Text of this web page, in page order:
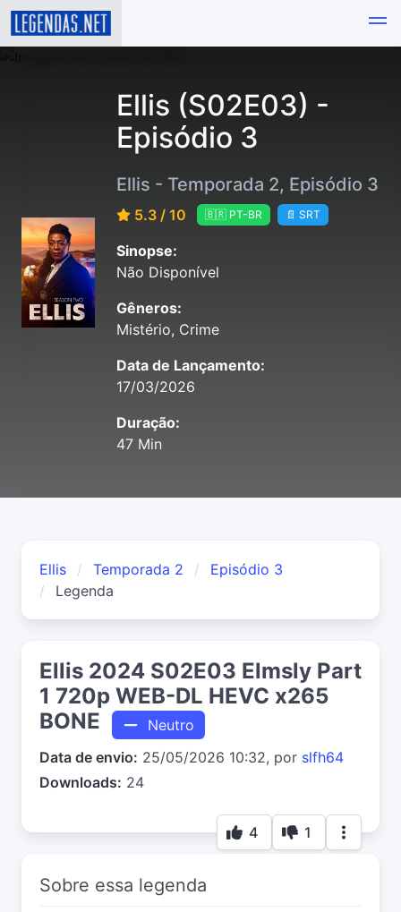
Ellis (S02E03) -
Episódio 3
Ellis - Temporada 2, Episódio 3
5.3 / 10 🇧🇷 PT-BR 📄 SRT
Sinopse:
Não Disponível
Gêneros:
Mistério, Crime
Data de Lançamento:
17/03/2026
Duração:
47 Min
Ellis Temporada 2
Episódio 3
Legenda
Ellis 2024 S02E03 Elmsly Part
1 720p WEB-DL HEVC x265
BONE
Neutro
Data de envio: 25/05/2026 10:32, por slfh64
Downloads: 24
4 1
Sobre essa legenda